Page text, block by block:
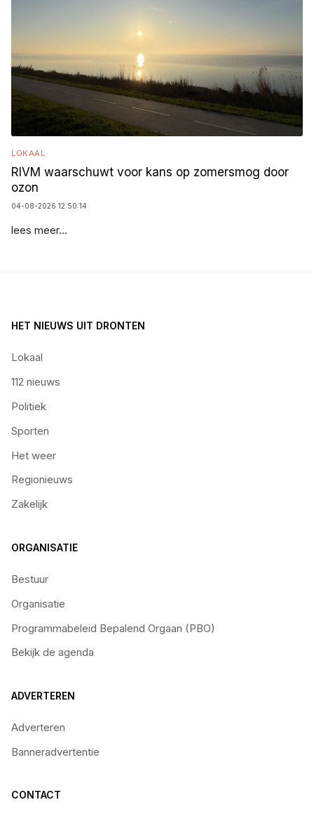
LOKAAL
RIVM waarschuwt voor kans op zomersmog door
ozon
04-08-2026 12:50:14
lees meer...
HET NIEUWS UIT DRONTEN
Lokaal
112 nieuws
Politiek
Sporten
Het weer
Regionieuws
Zakelijk
ORGANISATIE
Bestuur
Organisatie
Programmabeleid Bepalend Orgaan (PBO)
Bekijk de agenda
ADVERTEREN
Adverteren
Banneradvertentie
CONTACT